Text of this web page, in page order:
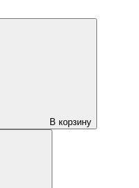
В корзину